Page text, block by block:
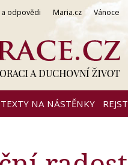
a odpovědi Maria.cz Vánoce
TEXTY NA NÁSTĚNKY